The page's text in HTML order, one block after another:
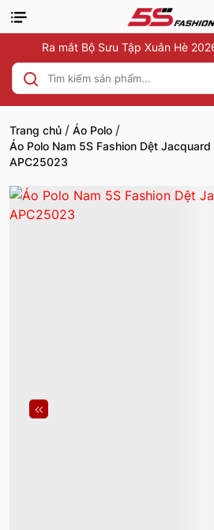
Ra mắt Bộ Sưu Tập Xuân Hè
Trang chủ / Áo Polo /
Áo Polo Nam 5S Fashion Dệt Jacquard
APC25023